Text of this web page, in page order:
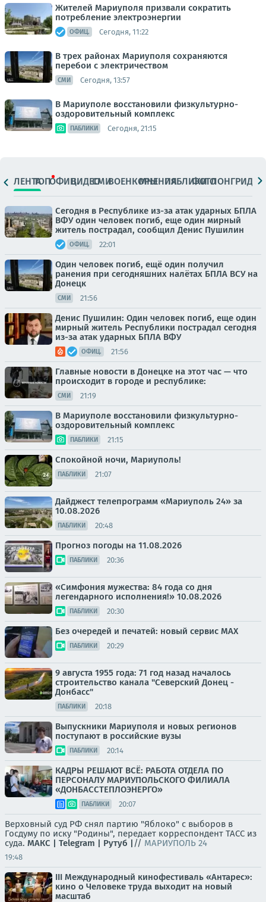
Жителей Мариуполя призвали сократить
потребление электроэнергии
ОФИЦ. Сегодня, 11:22
В трех районах Мариуполя сохраняются
перебои с электричеством
СМИ Сегодня, 13:57
В Мариуполе восстановили физкультурно-
оздоровительный комплекс
ПАБЛИКИ Сегодня, 21:15
ЛЕНТАТОПОФИЦ.ВИДЕОСМИВОЕНКОРЫМНЕНИЯПАБЛИКИ
ФОТОЛОНГРИДЫ
Сегодня в Республике из-за атак ударных БПЛА
ВФУ один человек погиб, еще один мирный
житель пострадал, сообщил Денис Пушилин
ОФИЦ. 22:01
Один человек погиб, ещё один получил
ранения при сегодняшних налётах БПЛА ВСУ на
Донецк
СМИ 21:56
Денис Пушилин: Один человек погиб, еще один
мирный житель Республики пострадал сегодня
из-за атак ударных БПЛА ВФУ
ОФИЦ. 21:56
Главные новости в Донецке на этот час — что
происходит в городе и республике:
СМИ 21:19
В Мариуполе восстановили физкультурно-
оздоровительный комплекс
ПАБЛИКИ 21:15
Спокойной ночи, Мариуполь!
ПАБЛИКИ 21:07
Дайджест телепрограмм «Мариуполь 24» за
10.08.2026
ПАБЛИКИ 20:48
Прогноз погоды на 11.08.2026
ПАБЛИКИ 20:36
«Симфония мужества: 84 года со дня
легендарного исполнения!» 10.08.2026
ПАБЛИКИ 20:30
Без очередей и печатей: новый сервис MAX
ПАБЛИКИ 20:29
9 августа 1955 года: 71 год назад началось
строительство канала "Северский Донец -
Донбасс"
ПАБЛИКИ 20:18
Выпускники Мариуполя и новых регионов
поступают в российские вузы
ПАБЛИКИ 20:14
КАДРЫ РЕШАЮТ ВСЁ: РАБОТА ОТДЕЛА ПО
ПЕРСОНАЛУ МАРИУПОЛЬСКОГО ФИЛИАЛА
«ДОНБАССТЕПЛОЭНЕРГО»
ПАБЛИКИ 20:07
Верховный суд РФ снял партию "Яблоко" с выборов в
Госдуму по иску "Родины", передает корреспондент ТАСС из
суда. МАКС | Telegram | Рутуб | // МАРИУПОЛЬ 24
19:48
III Международный кинофестиваль «Антарес»:
кино о Человеке труда выходит на новый
масштаб